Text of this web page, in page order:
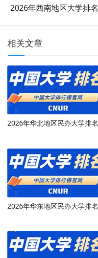
2026年西南地区大学排名
相关文章
2026年华北地区民办大学排名
2026年华东地区民办大学排名